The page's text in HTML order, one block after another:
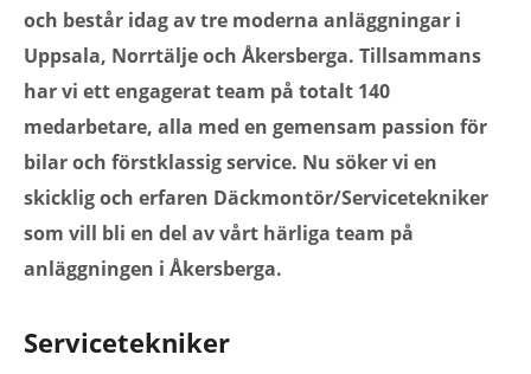
och består idag av tre moderna anläggningar i
Uppsala, Norrtälje och Åkersberga. Tillsammans
har vi ett engagerat team på totalt 140
medarbetare, alla med en gemensam passion för
bilar och förstklassig service. Nu söker vi en
skicklig och erfaren Däckmontör/Servicetekniker
som vill bli en del av vårt härliga team på
anläggningen i Åkersberga.
Servicetekniker